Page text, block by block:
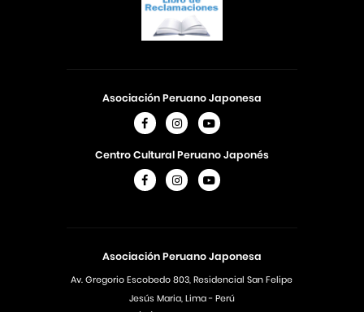
Asociación Peruano Japonesa
Av. Gregorio Escobedo 803, Residencial San Felipe
Jesús Maria, Lima - Perú
Asociación Peruano Japonesa
Centro Cultural Peruano Japonés